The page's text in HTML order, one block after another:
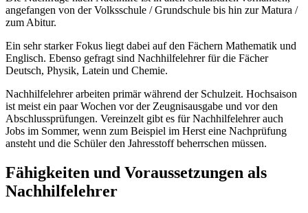
angefangen von der Volksschule / Grundschule bis hin zur Matura /
zum Abitur.
Ein sehr starker Fokus liegt dabei auf den Fächern Mathematik und
Englisch. Ebenso gefragt sind Nachhilfelehrer für die Fächer
Deutsch, Physik, Latein und Chemie.
Nachhilfelehrer arbeiten primär während der Schulzeit. Hochsaison
ist meist ein paar Wochen vor der Zeugnisausgabe und vor den
Abschlussprüfungen. Vereinzelt gibt es für Nachhilfelehrer auch
Jobs im Sommer, wenn zum Beispiel im Herst eine Nachprüfung
ansteht und die Schüler den Jahresstoff beherrschen müssen.
Fähigkeiten und Voraussetzungen als
Nachhilfelehrer